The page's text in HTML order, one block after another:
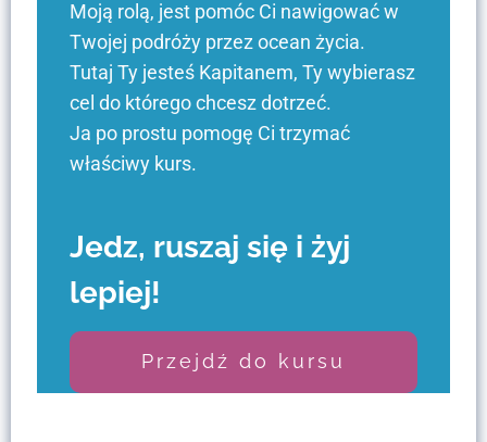
Moją rolą, jest pomóc Ci nawigować w
Twojej podróży przez ocean życia.
Tutaj Ty jesteś Kapitanem, Ty wybierasz
cel do którego chcesz dotrzeć.
Ja po prostu pomogę Ci trzymać
właściwy kurs.
Jedz, ruszaj się i żyj
lepiej!
Przejdź do kursu